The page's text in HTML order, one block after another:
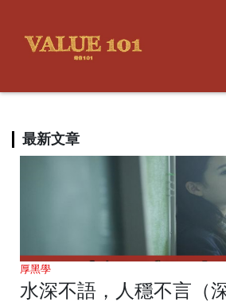
最新文章
厚黑學
水深不語，人穩不言（